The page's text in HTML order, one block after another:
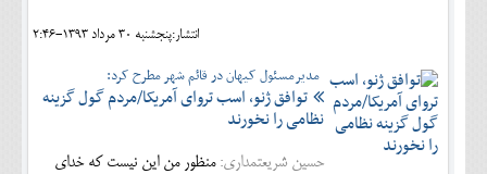
انتشار:پنجشنبه 30 مرداد 1393-2:46
مدیرمسئول کیهان در قائم شهر مطرح کرد:
توافق ژنو، اسب تروای آمریکا/مردم گول گزینه
نظامی را نخورند
حسین شریعتمداری: منظور من این نیست که خدای